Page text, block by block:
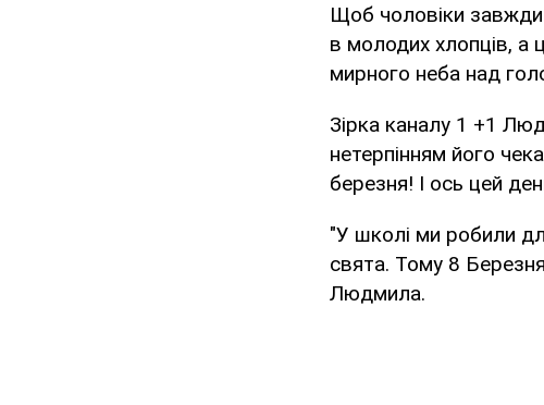
Щоб чоловіки
в молодих хлопців,
мирного неба над
Зірка каналу 1 +1
нетерпінням його
березня! І ось цей
"У школі ми робили
свята. Тому 8
Людмила.